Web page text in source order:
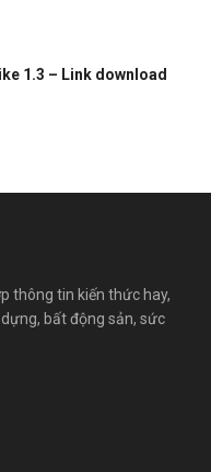
1.3 – Link download
thông tin kiến thức hay,
bất động sản, sức